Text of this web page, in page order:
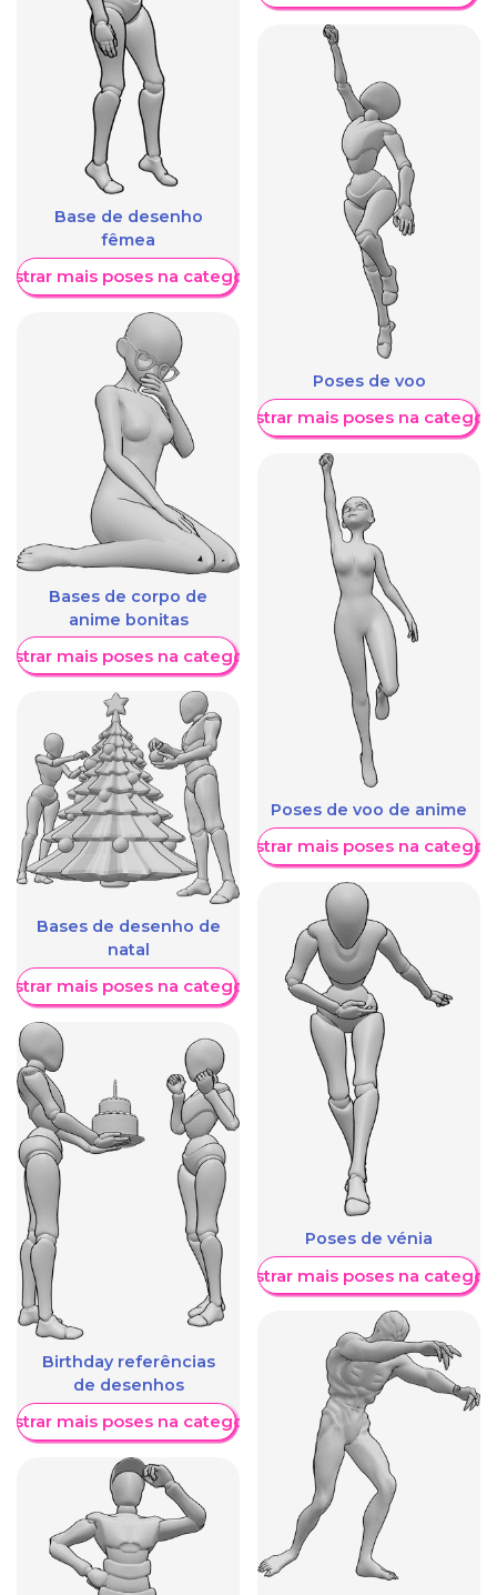
Base de desenho
fêmea
mais poses na categoria
Bases de corpo de
anime bonitas
mais poses na categoria
Bases de desenho de
natal
mais poses na categoria
Birthday referências
de desenhos
mais poses na categoria
Poses de voo
Mostrar mais poses na
Poses de voo de anime
Mostrar mais poses na
Poses de vénia
Mostrar mais poses na